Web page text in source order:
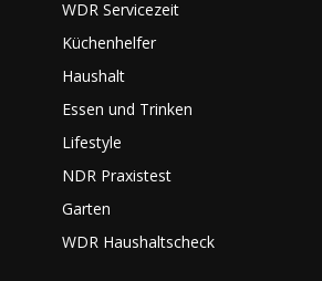
WDR Servicezeit
Küchenhelfer
Haushalt
Essen und Trinken
Lifestyle
NDR Praxistest
Garten
WDR Haushaltscheck